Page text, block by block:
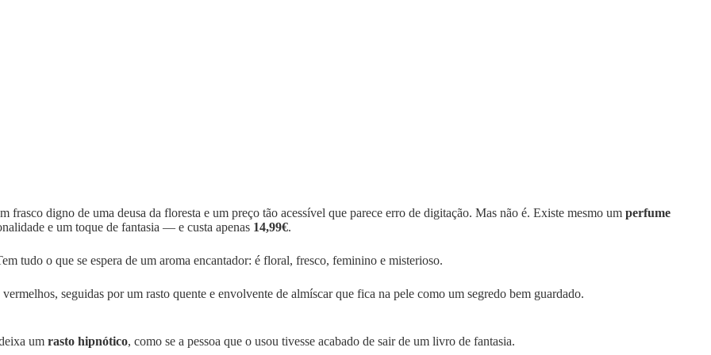
frasco digno de uma deusa da floresta e um preço tão acessível que parece erro de digitação. Mas não é. Existe mesmo um perfume
e um toque de fantasia — e custa apenas 14,99€.
tudo o que se espera de um aroma encantador: é floral, fresco, feminino e misterioso.
seguidas por um rasto quente e envolvente de almíscar que fica na pele como um segredo bem guardado.
um rasto hipnótico, como se a pessoa que o usou tivesse acabado de sair de um livro de fantasia.